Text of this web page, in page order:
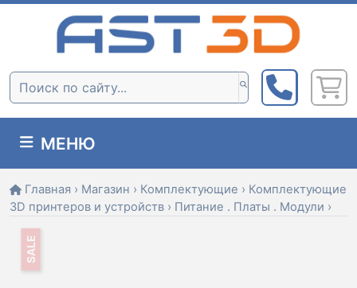
Skip
Поиск:
МЕНЮ
Главная › Магазин › Комплектующие › Комплектующие
3D принтеров и устройств › Питание . Платы . Модули ›
SALE